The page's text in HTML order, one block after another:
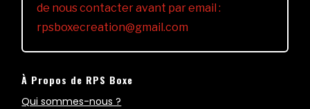
de nous contacter avant par email :
rpsboxecreation@gmail.com
À Propos de RPS Boxe
Qui sommes-nous ?